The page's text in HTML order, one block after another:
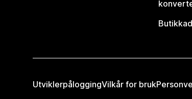
UtviklerpåloggingVilkår for bruk